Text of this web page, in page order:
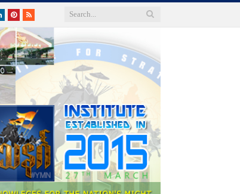
LinkedInPinterest
RSS